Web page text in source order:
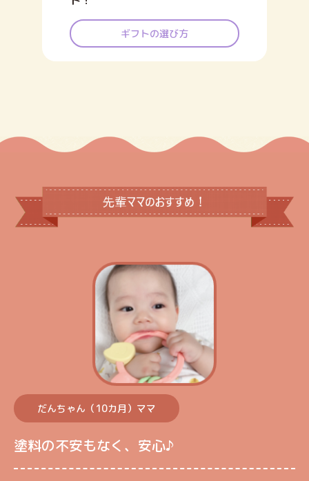
ギフトの選び方
だんちゃん（10カ月）ママ
塗料の不安もなく、安心♪